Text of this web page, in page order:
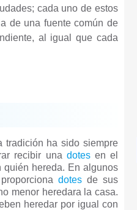
cada uno de estos
de una fuente común de
al igual que cada
tradición ha sido siempre
recibir una dotesen el
quién hereda. En algunos
dotes de sus
menor heredara la casa.
heredar por igual con